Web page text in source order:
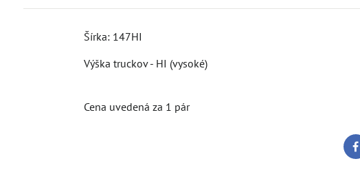
Šírka: 147HI
Výška truckov - HI (vysoké)
Cena uvedená za 1 pár